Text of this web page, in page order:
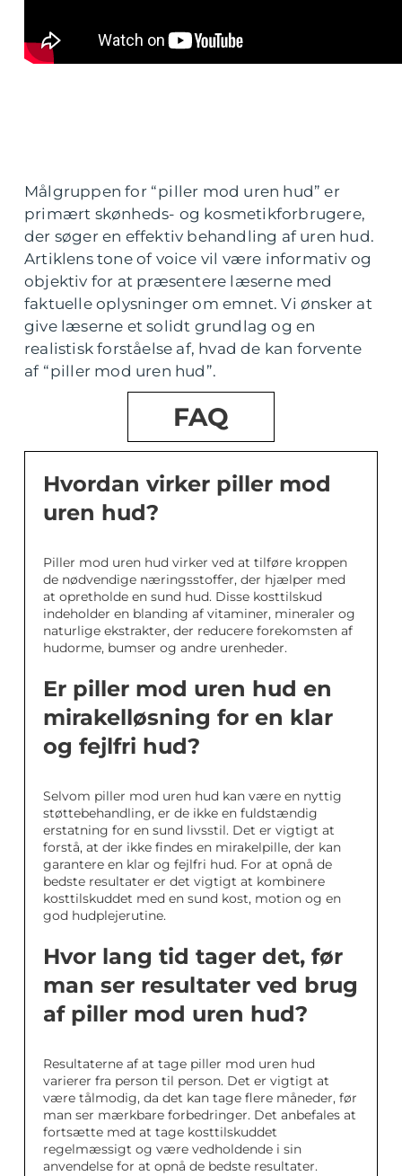
Målgruppen for “piller mod uren hud” er
primært skønheds- og kosmetikforbrugere,
der søger en effektiv behandling af uren hud.
Artiklens tone of voice vil være informativ og
objektiv for at præsentere læserne med
faktuelle oplysninger om emnet. Vi ønsker at
give læserne et solidt grundlag og en
realistisk forståelse af, hvad de kan forvente
af “piller mod uren hud”.
FAQ
Hvordan virker piller mod
uren hud?
Piller mod uren hud virker ved at tilføre kroppen
de nødvendige næringsstoffer, der hjælper med
at opretholde en sund hud. Disse kosttilskud
indeholder en blanding af vitaminer, mineraler og
naturlige ekstrakter, der reducere forekomsten af
hudorme, bumser og andre urenheder.
Er piller mod uren hud en
mirakelløsning for en klar
og fejlfri hud?
Selvom piller mod uren hud kan være en nyttig
støttebehandling, er de ikke en fuldstændig
erstatning for en sund livsstil. Det er vigtigt at
forstå, at der ikke findes en mirakelpille, der kan
garantere en klar og fejlfri hud. For at opnå de
bedste resultater er det vigtigt at kombinere
kosttilskuddet med en sund kost, motion og en
god hudplejerutine.
Hvor lang tid tager det, før
man ser resultater ved brug
af piller mod uren hud?
Resultaterne af at tage piller mod uren hud
varierer fra person til person. Det er vigtigt at
være tålmodig, da det kan tage flere måneder, før
man ser mærkbare forbedringer. Det anbefales at
fortsætte med at tage kosttilskuddet
regelmæssigt og være vedholdende i sin
anvendelse for at opnå de bedste resultater.